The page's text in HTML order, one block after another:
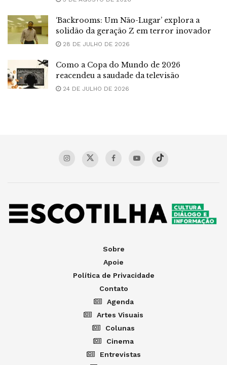
‘Backrooms: Um Não-Lugar’ explora a
solidão da geração Z em terror inovador
28 DE JULHO DE 2026
Como a Copa do Mundo de 2026
reacendeu a saudade da televisão
24 DE JULHO DE 2026
Sobre
Apoie
Política de Privacidade
Contato
Agenda
Artes Visuais
Colunas
Cinema
Entrevistas